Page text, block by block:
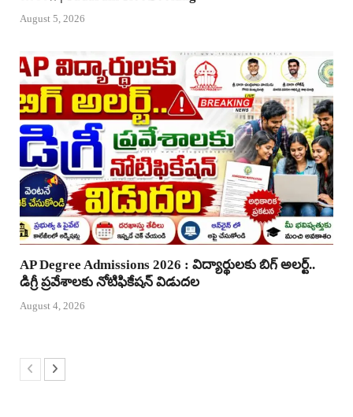
August 5, 2026
AP Degree Admissions 2026 : విద్యార్థులకు బిగ్ అలర్ట్..
డిగ్రీ ప్రవేశాలకు నోటిఫికేషన్ విడుదల
August 4, 2026